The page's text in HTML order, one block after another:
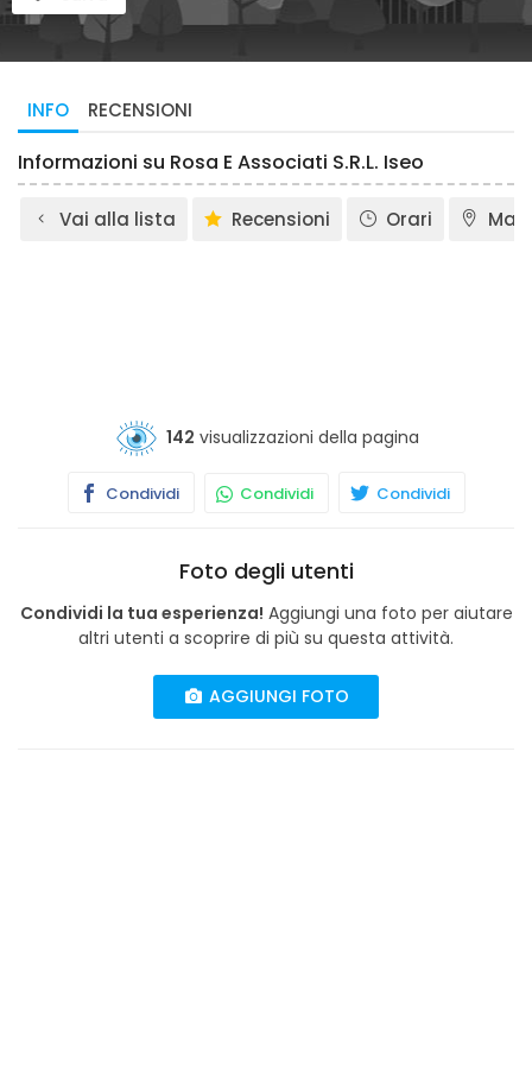
INFO RECENSIONI
Informazioni su Rosa E Associati S.R.L. Iseo
Vai alla lista Recensioni Orari
142 visualizzazioni della pagina
Condividi Condividi Condividi
Foto degli utenti
Condividi la tua esperienza! Aggiungi una foto per aiutare
altri utenti a scoprire di più su questa attività.
AGGIUNGI FOTO